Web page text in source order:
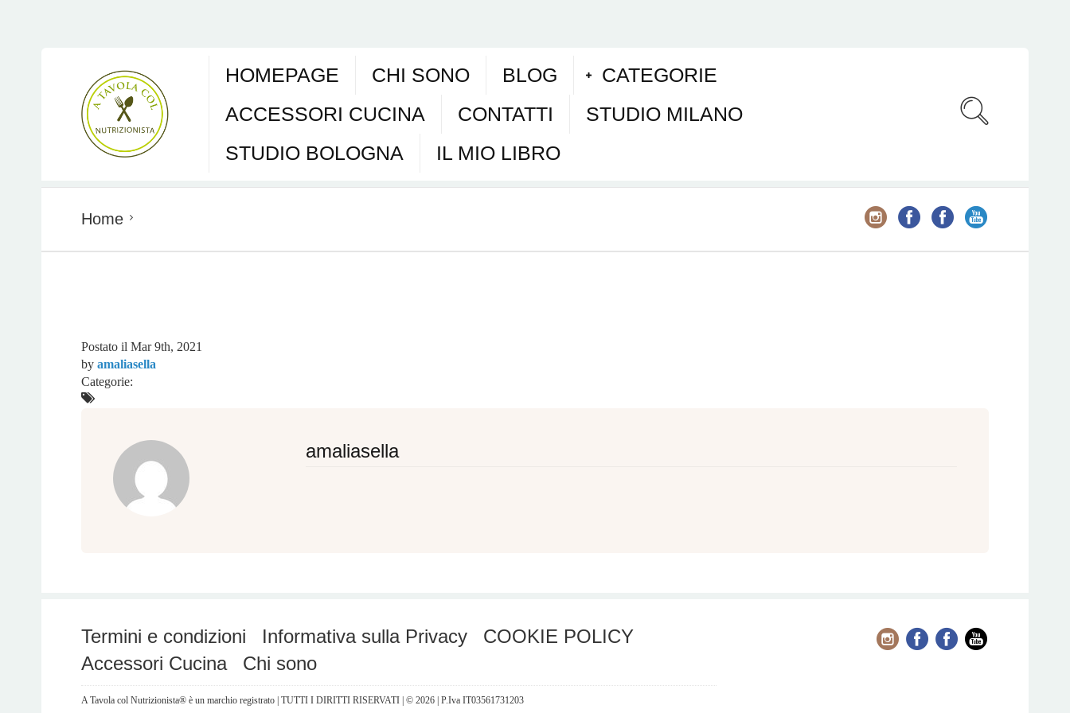
HOMEPAGE CHI SONO BLOG
CATEGORIE
ACCESSORI CUCINA
CONTATTI
STUDIO MILANO
STUDIO BOLOGNA
IL MIO LIBRO
Home
Postato il Mar 9th, 2021
by amaliasella
Categorie:
amaliasella
Termini e condizioni Informativa sulla Privacy
COOKIE POLICY
Accessori Cucina
Chi sono
A Tavola col Nutrizionista® è un marchio registrato | TUTTI I DIRITTI RISERVATI | © 2026 | P.Iva IT03561731203